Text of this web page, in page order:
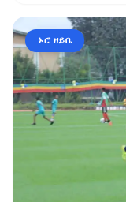
ኑሮ ዘይቤ